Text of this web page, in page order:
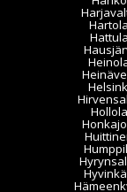
Hartola
Hattula
Hollola